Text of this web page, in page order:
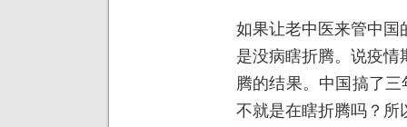
如果让老中医来管中国
是没病瞎折腾。说疫
腾的结果。中国搞了
不就是在瞎折腾吗？所